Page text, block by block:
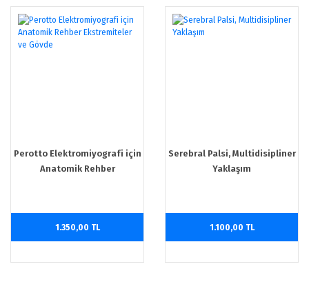
Perotto Elektromiyografi için
Anatomik Rehber
1.350,00 TL
Serebral Palsi, Multidisipliner
Yaklaşım
1.100,00 TL